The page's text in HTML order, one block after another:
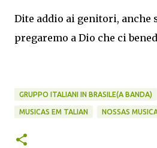
Dite addio ai genitori, anche
pregaremo a Dio che ci
GRUPPO ITALIANI IN BRASILE(A BANDA)
MUSICAS EM TALIAN NOSSAS